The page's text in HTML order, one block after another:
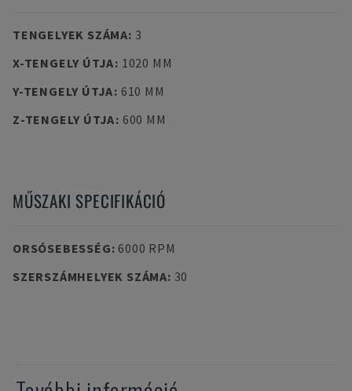
TENGELYEK SZÁMA: 3
X-TENGELY ÚTJA: 1020 MM
Y-TENGELY ÚTJA: 610 MM
Z-TENGELY ÚTJA: 600 MM
MŰSZAKI SPECIFIKÁCIÓ
ORSÓSEBESSÉG: 6000 RPM
SZERSZÁMHELYEK SZÁMA: 30